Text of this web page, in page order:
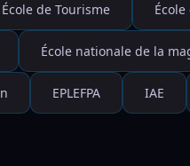
École de Tourisme
École nationale de la
EPLEFPA IAE